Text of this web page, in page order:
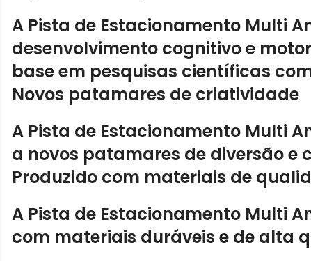
A Pista de Estacionamento Multi
desenvolvimento cognitivo e
base em pesquisas científicas
Novos patamares de criatividade
A Pista de Estacionamento Multi
a novos patamares de diversãoe
Produzido com materiais de
A Pista de Estacionamento Multi
com materiais duráveis e de alta